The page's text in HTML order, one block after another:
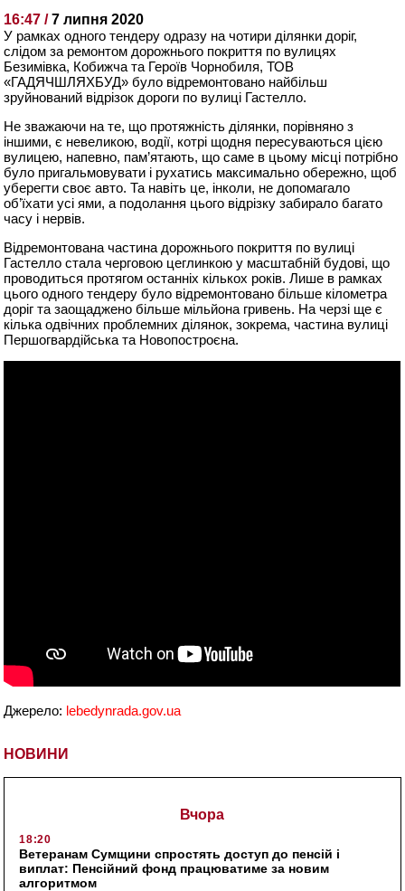
НОВИНИ
Вчора
18:20
Ветеранам Сумщини спростять доступ до пенсій і
виплат: Пенсійний фонд працюватиме за новим
алгоритмом
16:47 /7 липня 2020
У рамках одного тендеру одразу на чотири ділянки доріг,
слідом за ремонтом дорожнього покриття по вулицях
Безимівка, Кобижча та Героїв Чорнобиля, ТОВ
«ГАДЯЧШЛЯХБУД» було відремонтовано найбільш
зруйнований відрізок дороги по вулиці Гастелло.
Не зважаючи на те, що протяжність ділянки, порівняно з
іншими, є невеликою, водії, котрі щодня пересуваються цією
вулицею, напевно, пам’ятають, що саме в цьому місці потрібно
було пригальмовувати і рухатись максимально обережно, щоб
уберегти своє авто. Та навіть це, інколи, не допомагало
об’їхати усі ями, а подолання цього відрізку забирало багато
часу і нервів.
Відремонтована частина дорожнього покриття по вулиці
Гастелло стала черговою цеглинкою у масштабній будові, що
проводиться протягом останніх кількох років. Лише в рамках
цього одного тендеру було відремонтовано більше кілометра
доріг та заощаджено більше мільйона гривень. На черзі ще є
кілька одвічних проблемних ділянок, зокрема, частина вулиці
Першогвардійська та Новопостроєна.
Джерело: lebedynrada.gov.ua